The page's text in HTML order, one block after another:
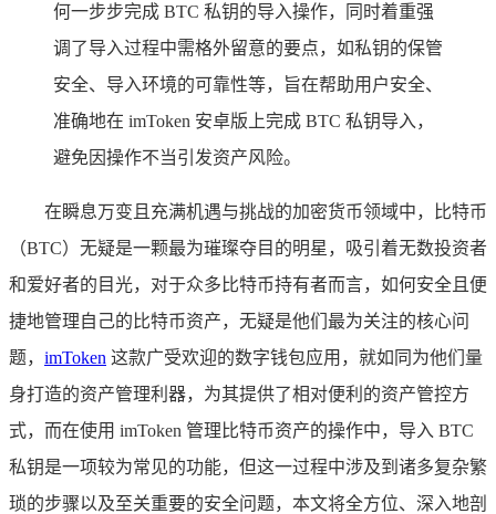
何一步步完成 BTC 私钥的导入操作，同时着重强
调了导入过程中需格外留意的要点，如私钥的保管
安全、导入环境的可靠性等，旨在帮助用户安全、
准确地在 imToken 安卓版上完成 BTC 私钥导入，
避免因操作不当引发资产风险。
在瞬息万变且充满机遇与挑战的加密货币领域中，比特币
（BTC）无疑是一颗最为璀璨夺目的明星，吸引着无数投资者
和爱好者的目光，对于众多比特币持有者而言，如何安全且便
捷地管理自己的比特币资产，无疑是他们最为关注的核心问
题， imToken 这款广受欢迎的数字钱包应用，就如同为他们量
身打造的资产管理利器，为其提供了相对便利的资产管控方
式，而在使用 imToken 管理比特币资产的操作中，导入 BTC
私钥是一项较为常见的功能，但这一过程中涉及到诸多复杂繁
琐的步骤以及至关重要的安全问题，本文将全方位、深入地剖